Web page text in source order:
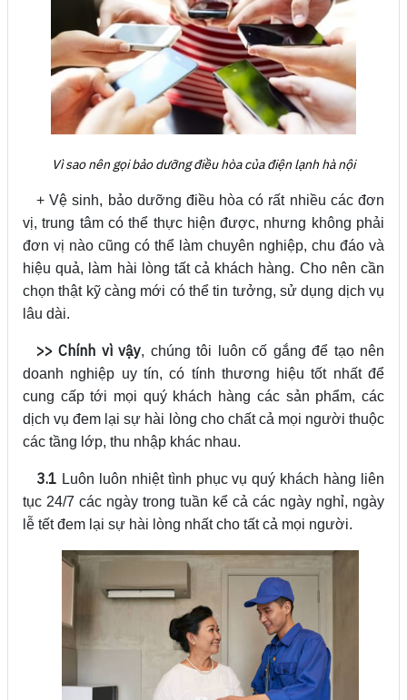
Vì sao nên gọi bảo dưỡng điều hòa của điện lạnh hà nội
+ Vệ sinh, bảo dưỡng điều hòa có rất nhiều các đơn
vị, trung tâm có thể thực hiện được, nhưng không phải
đơn vị nào cũng có thể làm chuyên nghiệp, chu đáo và
hiệu quả, làm hài lòng tất cả khách hàng. Cho nên cần
chọn thật kỹ càng mới có thể tin tưởng, sử dụng dịch vụ
lâu dài.
>> Chính vì vậy, chúng tôi luôn cố gắng để tạo nên
doanh nghiệp uy tín, có tính thương hiệu tốt nhất để
cung cấp tới mọi quý khách hàng các sản phẩm, các
dịch vụ đem lại sự hài lòng cho chất cả mọi người thuộc
các tầng lớp, thu nhập khác nhau.
3.1 Luôn luôn nhiệt tình phục vụ quý khách hàng liên
tục 24/7 các ngày trong tuần kể cả các ngày nghỉ, ngày
lễ tết đem lại sự hài lòng nhất cho tất cả mọi người.